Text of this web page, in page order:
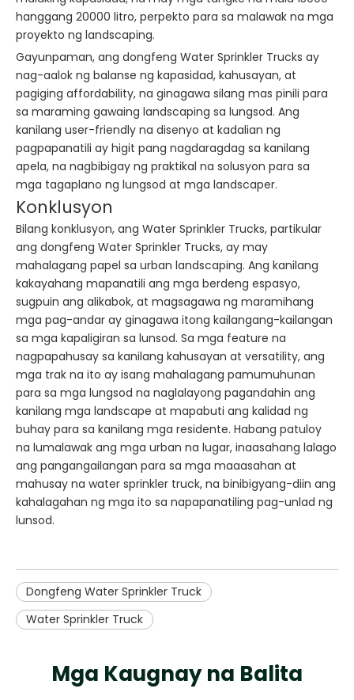
hanggang 20000 litro, perpekto para sa malawak na mga
proyekto ng landscaping.
Gayunpaman, ang dongfeng Water Sprinkler Trucks ay
nag-aalok ng balanse ng kapasidad, kahusayan, at
pagiging affordability, na ginagawa silang mas pinili para
sa maraming gawaing landscaping sa lungsod. Ang
kanilang user-friendly na disenyo at kadalian ng
pagpapanatili ay higit pang nagdaragdag sa kanilang
apela, na nagbibigay ng praktikal na solusyon para sa
mga tagaplano ng lungsod at mga landscaper.
Konklusyon
Bilang konklusyon, ang Water Sprinkler Trucks, partikular
ang dongfeng Water Sprinkler Trucks, ay may
mahalagang papel sa urban landscaping. Ang kanilang
kakayahang mapanatili ang mga berdeng espasyo,
sugpuin ang alikabok, at magsagawa ng maramihang
mga pag-andar ay ginagawa itong kailangang-kailangan
sa mga kapaligiran sa lunsod. Sa mga feature na
nagpapahusay sa kanilang kahusayan at versatility, ang
mga trak na ito ay isang mahalagang pamumuhunan
para sa mga lungsod na naglalayong pagandahin ang
kanilang mga landscape at mapabuti ang kalidad ng
buhay para sa kanilang mga residente. Habang patuloy
na lumalawak ang mga urban na lugar, inaasahang lalago
ang pangangailangan para sa mga maaasahan at
mahusay na water sprinkler truck, na binibigyang-diin ang
kahalagahan ng mga ito sa napapanatiling pag-unlad ng
lunsod.
Dongfeng Water Sprinkler Truck
Water Sprinkler Truck
Mga Kaugnay na Balita